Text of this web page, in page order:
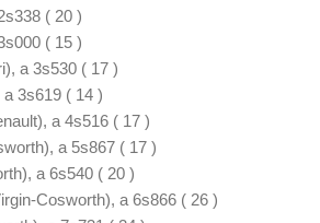
( 20 )
( 15 )
a 3s530 ( 17 )
a 3s619 ( 14 )
a 4s516 ( 17 )
a 5s867 ( 17 )
a 6s540 ( 20 )
Cosworth), a 6s866 ( 26 )